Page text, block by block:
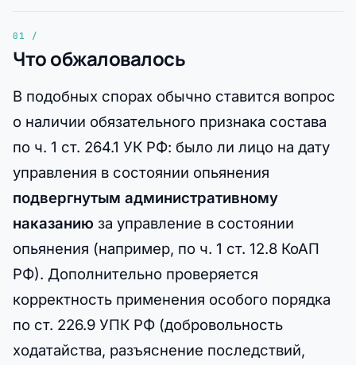
Что обжаловалось
В подобных спорах обычно ставится вопрос
о наличии обязательного признака состава
по ч. 1 ст. 264.1 УК РФ: было ли лицо на дату
управления в состоянии опьянения
подвергнутым административному
наказанию за управление в состоянии
опьянения (например, по ч. 1 ст. 12.8 КоАП
РФ). Дополнительно проверяется
корректность применения особого порядка
по ст. 226.9 УПК РФ (добровольность
ходатайства, разъяснение последствий,